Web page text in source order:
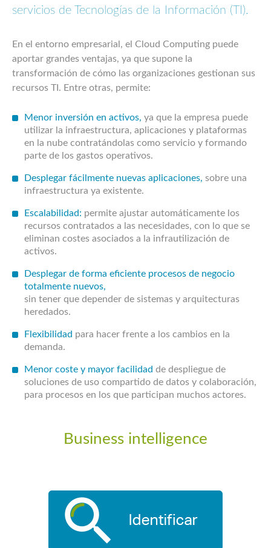
servicios de Tecnologías de la Información (TI).
En el entorno empresarial, el Cloud Computing puede
aportar grandes ventajas, ya que supone la
transformación de cómo las organizaciones gestionan sus
recursos TI. Entre otras, permite:
Menor inversión en activos, ya que la empresa puede
utilizar la infraestructura, aplicaciones y plataformas
en la nube contratándolas como servicio y formando
parte de los gastos operativos.
Desplegar fácilmente nuevas aplicaciones, sobre una
infraestructura ya existente.
Escalabilidad: permite ajustar automáticamente los
recursos contratados a las necesidades, con lo que se
eliminan costes asociados a la infrautilización de
activos.
Desplegar de forma eficiente procesos de negocio
totalmente nuevos,
sin tener que depender de sistemas y arquitecturas
heredados.
Flexibilidad para hacer frente a los cambios en la
demanda.
Menor coste y mayor facilidad de despliegue de
soluciones de uso compartido de datos y colaboración,
para procesos en los que participan muchos actores.
Business intelligence